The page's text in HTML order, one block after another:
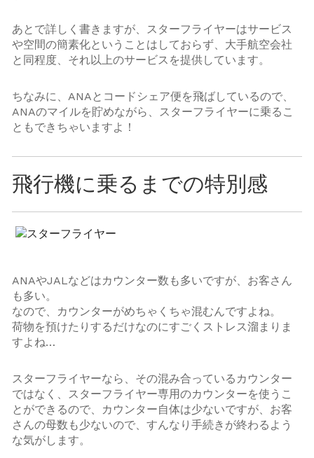
あとで詳しく書きますが、スターフライヤーはサービス
や空間の簡素化ということはしておらず、大手航空会社
と同程度、それ以上のサービスを提供しています。
ちなみに、ANAとコードシェア便を飛ばしているので、
ANAのマイルを貯めながら、スターフライヤーに乗るこ
ともできちゃいますよ！
飛行機に乗るまでの特別感
ANAやJALなどはカウンター数も多いですが、お客さん
も多い。
なので、カウンターがめちゃくちゃ混むんですよね。
荷物を預けたりするだけなのにすごくストレス溜まりま
すよね…
スターフライヤーなら、その混み合っているカウンター
ではなく、スターフライヤー専用のカウンターを使うこ
とができるので、カウンター自体は少ないですが、お客
さんの母数も少ないので、すんなり手続きが終わるよう
な気がします。